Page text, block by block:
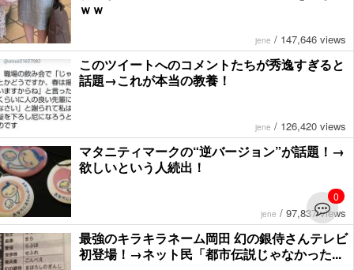
0
ｗｗ
jene / 147,646 views
このツイートへのコメントたちが秀逸すぎると
話題→これが本当の教養！
jene / 126,420 views
マタニティマークの“逆バージョン”が話題！→
欲しいという人続出！
jene / 97,837 views
最強のキラキラネーム岡田 幻の銀侍さんテレビ
初登場！→ネット民「都市伝説じゃなかった...